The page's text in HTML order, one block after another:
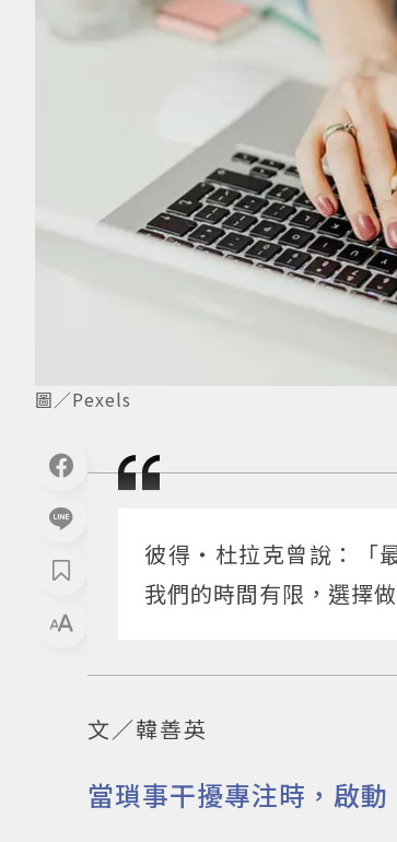
圖／Pexels
彼得・杜拉克曾說：「
我們的時間有限，選擇
文／韓善英
當瑣事干擾專注時，啟動